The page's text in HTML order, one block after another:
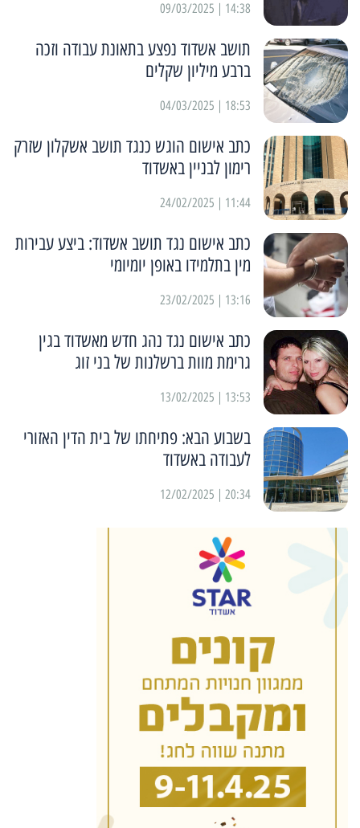
14:38 | 09/03/2025
תושב אשדוד נפצע בתאונת עבודה וזכה
ברבע מיליון שקלים
18:53 | 04/03/2025
כתב אישום הוגש כנגד תושב אשקלון שזרק
רימון לבניין באשדוד
11:44 | 24/02/2025
כתב אישום נגד תושב אשדוד: ביצע עבירות
מין בתלמידו באופן יומיומי
13:16 | 23/02/2025
כתב אישום נגד נהג חדש מאשדוד בגין
גרימת מוות ברשלנות של בני זוג
13:53 | 13/02/2025
בשבוע הבא: פתיחתו של בית הדין האזורי
לעבודה באשדוד
20:34 | 12/02/2025